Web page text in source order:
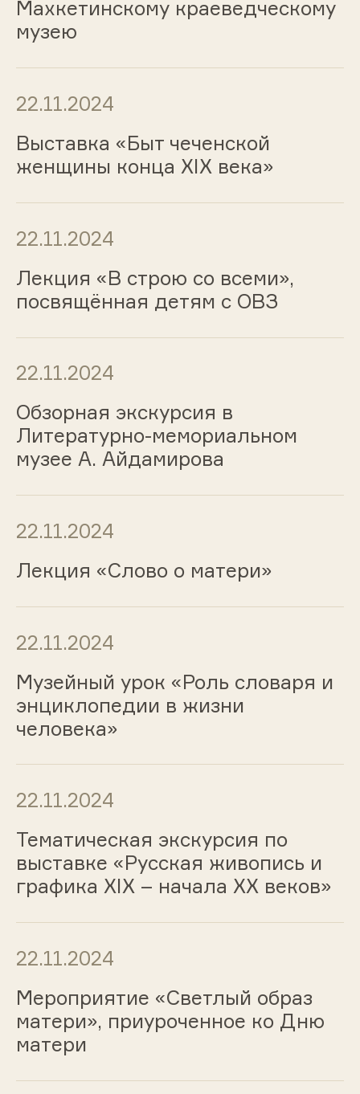
Махкетинскому краеведческому
музею
22.11.2024
Выставка «Быт чеченской
женщины конца XIX века»
22.11.2024
Лекция «В строю со всеми»,
посвящённая детям с ОВЗ
22.11.2024
Обзорная экскурсия в
Литературно-мемориальном
музее А. Айдамирова
22.11.2024
Лекция «Слово о матери»
22.11.2024
Музейный урок «Роль словаря и
энциклопедии в жизни
человека»
22.11.2024
Тематическая экскурсия по
выставке «Русская живопись и
графика ХIХ – начала ХХ веков»
22.11.2024
Мероприятие «Светлый образ
матери», приуроченное ко Дню
матери